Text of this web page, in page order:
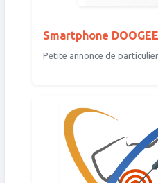
Smartphone
Petite annonce de